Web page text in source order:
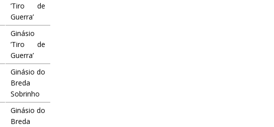
’Tiro de
Guerra’
Ginásio
’Tiro de
Guerra’
Ginásio do
Breda
Sobrinho
Ginásio do
Breda